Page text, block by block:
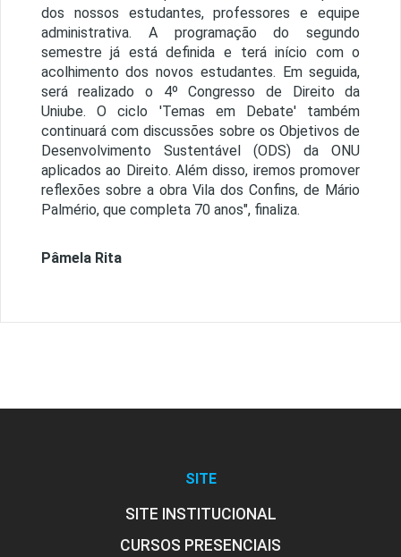
dos nossos estudantes, professores e equipe
administrativa. A programação do segundo
semestre já está definida e terá início com o
acolhimento dos novos estudantes. Em seguida,
será realizado o 4º Congresso de Direito da
Uniube. O ciclo 'Temas em Debate' também
continuará com discussões sobre os Objetivos de
Desenvolvimento Sustentável (ODS) da ONU
aplicados ao Direito. Além disso, iremos promover
reflexões sobre a obra Vila dos Confins, de Mário
Palmério, que completa 70 anos", finaliza.
Pâmela Rita
SITE
SITE INSTITUCIONAL
CURSOS PRESENCIAIS